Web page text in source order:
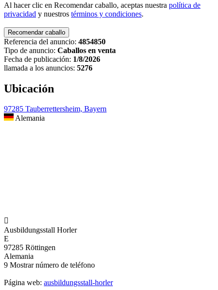
Al hacer clic en Recomendar caballo, aceptas nuestra política de
privacidad y nuestros términos y condiciones.
Referencia del anuncio: 4854850
Tipo de anuncio: Caballos en venta
Fecha de publicación: 1/8/2026
llamada a los anuncios: 5276
Ubicación
97285 Tauberrettersheim, Bayern
Alemania

Ausbildungsstall Horler
E
97285 Röttingen
Alemania
9 Mostrar número de teléfono
Página web: ausbildungsstall-horler